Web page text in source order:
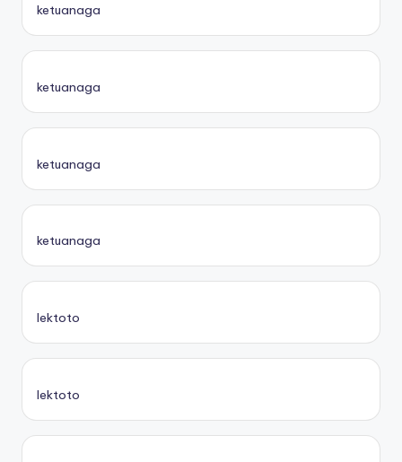
ketuanaga
ketuanaga
ketuanaga
ketuanaga
lektoto
lektoto